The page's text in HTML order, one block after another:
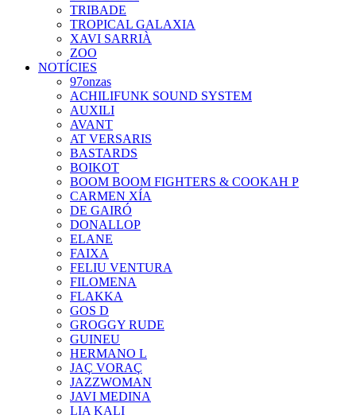
TRIBADE
TROPICAL GALAXIA
XAVI SARRIÀ
ZOO
NOTÍCIES
97onzas
ACHILIFUNK SOUND SYSTEM
AUXILI
AVANT
AT VERSARIS
BASTARDS
BOIKOT
BOOM BOOM FIGHTERS & COOKAH P
CARMEN XÍA
DE GAIRÓ
DONALLOP
ELANE
FAIXA
FELIU VENTURA
FILOMENA
FLAKKA
GOS D
GROGGY RUDE
GUINEU
HERMANO L
JAÇ VORAÇ
JAZZWOMAN
JAVI MEDINA
LIA KALI